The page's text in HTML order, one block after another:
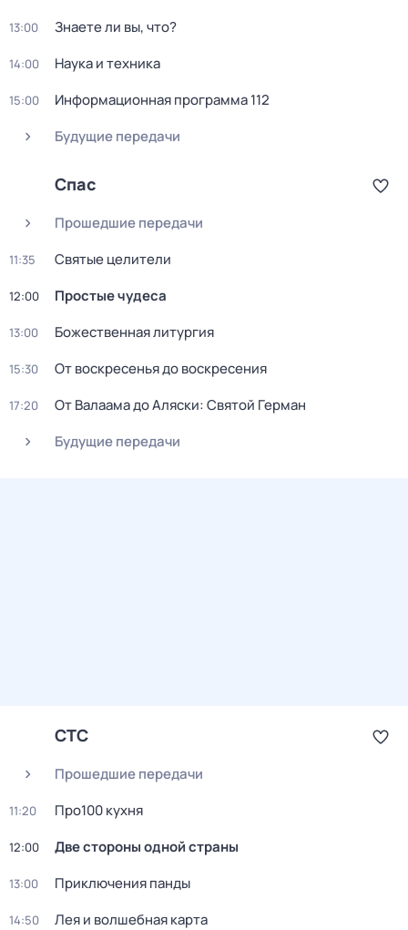
13:00 Знаете ли вы, что?
14:00 Наука и техника
15:00
Информационная программа 112
Будущие передачи
Спас
Прошедшие передачи
11:35 Святые целители
12:00 Простые чудеса
13:00 Божественная литургия
15:30 От воскресенья до воскресения
17:20
От Валаама до Аляски: Святой Герман
Будущие передачи
СТС
Прошедшие передачи
11:20 Пpo100 кухня
12:00 Две стороны одной страны
13:00 Приключения панды
14:50 Лея и волшебная каpтa